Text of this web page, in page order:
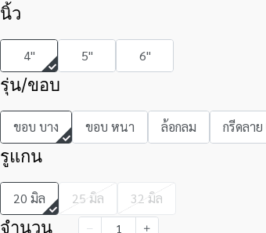
นิ้ว
4" 5" 6"
รุ่น/ขอบ
ขอบ บาง ขอบ หนา ล้อกลม กรีดลาย
รูแกน
20 มิล 25 มิล 32 มิล
จำนวน